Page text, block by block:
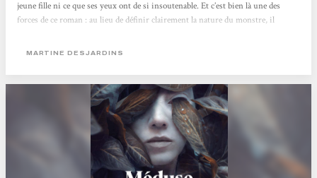
jeune fille ni ce que ses yeux ont de si insoutenable. Et c’est bien là une des
forces de ce roman : au lieu de définir clairement la nature du monstre, il
poisseuse, l’écriture nous enferme dans la peau de son personnage et dans la
MARTINE DESJARDINS